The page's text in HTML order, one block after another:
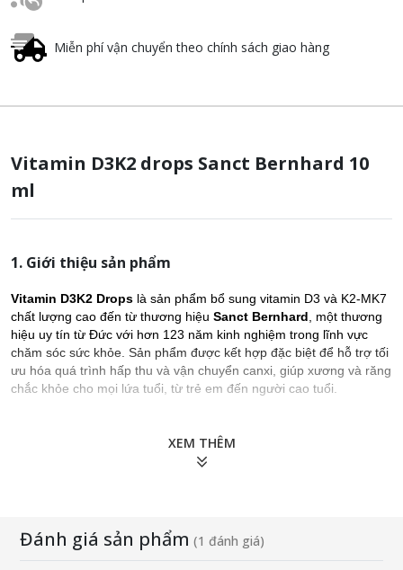
Miễn phí vận chuyển theo chính sách giao hàng
Vitamin D3K2 drops Sanct Bernhard 10
ml
1. Giới thiệu sản phẩm
Vitamin D3K2 Drops là sản phẩm bổ sung vitamin D3 và K2-MK7
chất lượng cao đến từ thương hiệu Sanct Bernhard , một thương
hiệu uy tín từ Đức với hơn 123 năm kinh nghiệm trong lĩnh vực
chăm sóc sức khỏe. Sản phẩm được kết hợp đặc biệt để hỗ trợ tối
ưu hóa quá trình hấp thu và vận chuyển canxi, giúp xương và răng
chắc khỏe cho mọi lứa tuổi, từ trẻ em đến người cao tuổi.
Hỗ trợ duy trì mật độ xương, Hỗ trợ gắn canxi vào xương, giúp
XEM THÊM
Đánh giá sản phẩm (1 đánh giá)